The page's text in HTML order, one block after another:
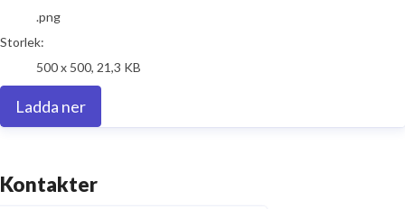
.png
Storlek:
500 x 500, 21,3 KB
Ladda ner
Kontakter